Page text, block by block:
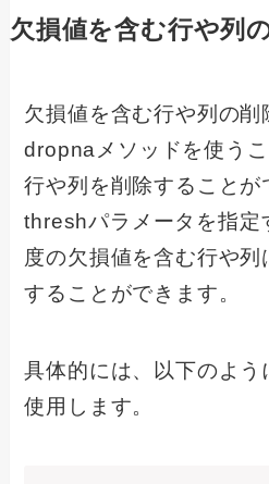
欠損値を含む行や列
欠損値を含む行や列の
dropnaメソッドを使う
行や列を削除することが
threshパラメータを指定
度の欠損値を含む行や
することができます。
具体的には、以下のよ
使用します。